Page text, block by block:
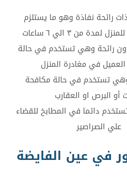
رائحة نفاذة وهو ما يستلزم
لمدة من ٣ الي ٦ ساعات
رائحة وهي تستخدم في حالة
في مغادرة المنزل
تستخدم في حالة مكافحة
أو البرص او العقارب
دائما في المطابخ للقضاء
علي الصراصير
في عين الفايضة